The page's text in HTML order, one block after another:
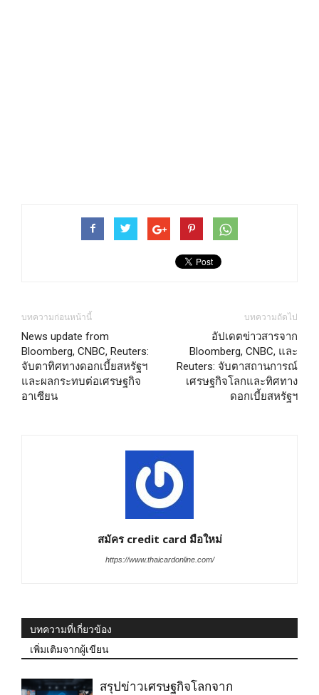
บทความก่อนหน้านี้
News update from
Bloomberg, CNBC, Reuters:
จับตาทิศทางดอกเบี้ยสหรัฐฯ
และผลกระทบต่อเศรษฐกิจ
อาเซียน
บทความถัดไป
อัปเดตข่าวสารจาก
Bloomberg, CNBC, และ
Reuters: จับตาสถานการณ์
เศรษฐกิจโลกและทิศทาง
ดอกเบี้ยสหรัฐฯ
สมัคร credit card มือใหม่
https://www.thaicardonline.com/
บทความที่เกี่ยวข้อง
เพิ่มเติมจากผู้เขียน
สรุปข่าวเศรษฐกิจโลกจาก